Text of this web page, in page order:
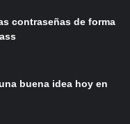
contraseñas de forma
buena idea hoy en